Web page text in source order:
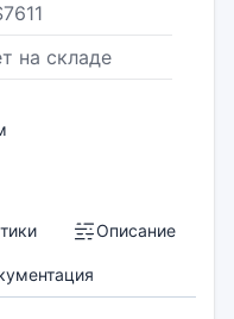
на складе
Описание